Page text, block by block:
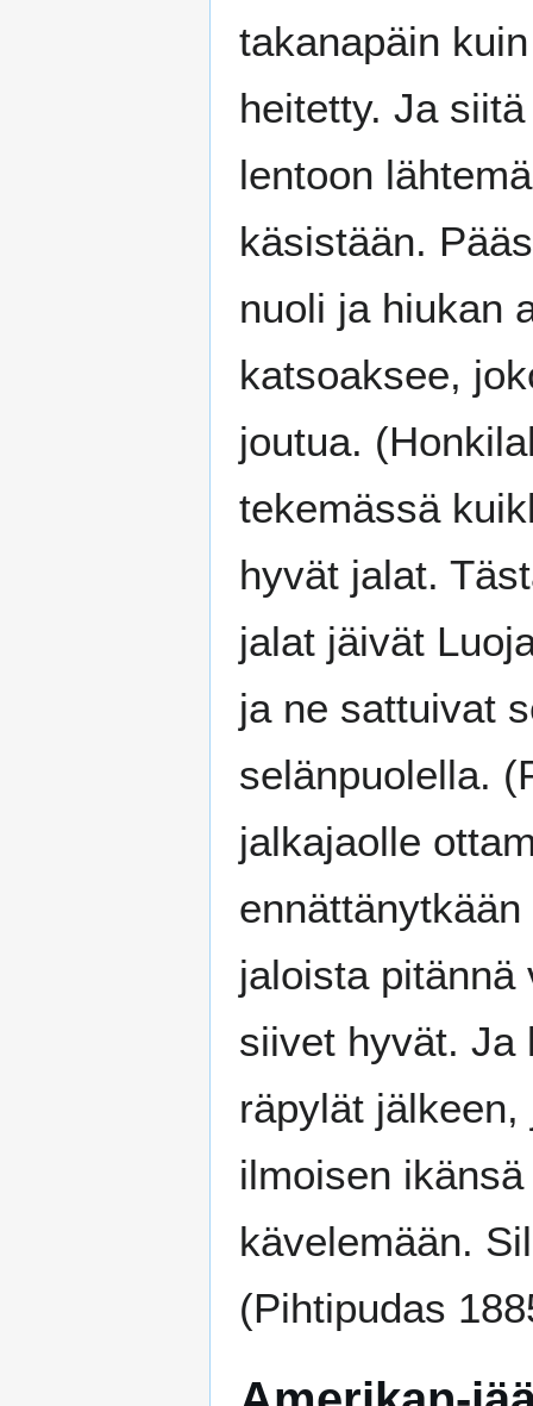
takanapäin
heitetty. Ja
lentoon
käsistään.
nuoli ja hiukan
katsoaksee,
joutua.
tekemässä
hyvät jalat.
jalat jäivät
ja ne sattuivat
selänpuolella.
jalkajaolle
jaloista
siivet hyvät. Ja
räpylät
ilmoisen
kävelemään.
(Pihtipudas